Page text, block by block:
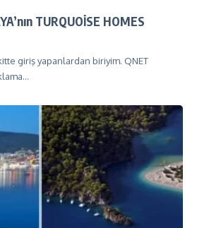
TURQUOİSE HOMES
giriş yapanlardan biriyim. QNET